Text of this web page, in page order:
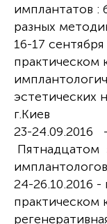
имплантатов :
разных
16-17
практическом
эстетических
г.Киев
23-
Пятнадцатом
24-26.10.2016 -
практическом